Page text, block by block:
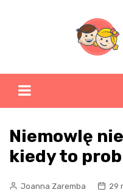
Niemowlę
kiedy to
Joanna Zaremba
29